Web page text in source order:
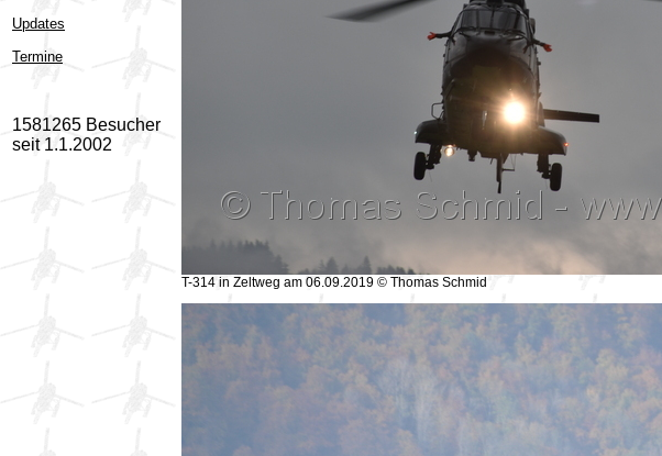
Updates
Termine
1581265 Besucher
seit 1.1.2002
T-314 in Zeltweg am 06.09.2019 © Thomas Schmid